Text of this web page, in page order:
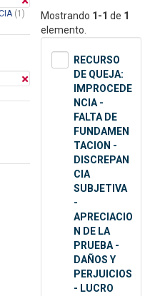
(1)
Mostrando 1-1 de 1
elemento.
RECURSO
DE QUEJA:
IMPROCEDE
NCIA -
FALTA DE
FUNDAMEN
TACION -
DISCREPAN
CIA
SUBJETIVA
-
APRECIACIO
N DE LA
PRUEBA -
DAÑOS Y
PERJUICIOS
- LUCRO